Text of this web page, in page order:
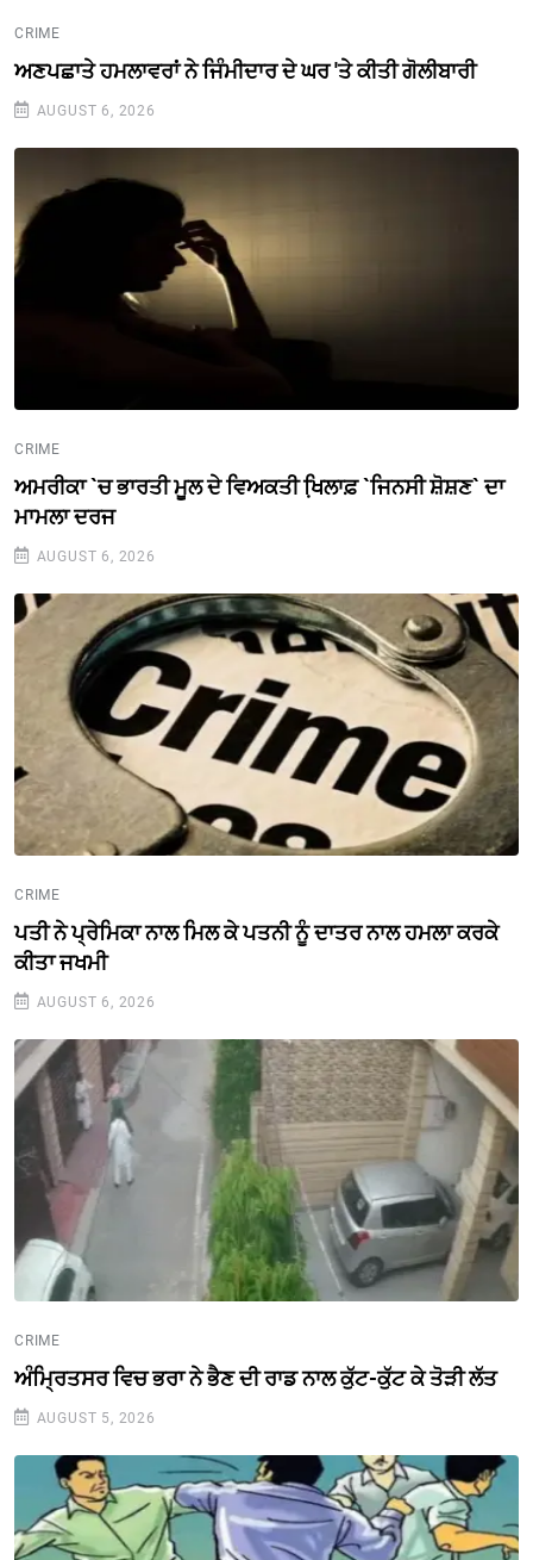
CRIME
ਅਣਪਛਾਤੇ ਹਮਲਾਵਰਾਂ ਨੇ ਜਿੰਮੀਦਾਰ ਦੇ ਘਰ 'ਤੇ ਕੀਤੀ ਗੋਲੀਬਾਰੀ
AUGUST 6, 2026
CRIME
ਅਮਰੀਕਾ `ਚ ਭਾਰਤੀ ਮੂਲ ਦੇ ਵਿਅਕਤੀ ਖਿ਼ਲਾਫ਼ `ਜਿਨਸੀ ਸ਼ੋਸ਼ਣ` ਦਾ
ਮਾਮਲਾ ਦਰਜ
AUGUST 6, 2026
CRIME
ਪਤੀ ਨੇ ਪ੍ਰੇਮਿਕਾ ਨਾਲ ਮਿਲ ਕੇ ਪਤਨੀ ਨੂੰ ਦਾਤਰ ਨਾਲ ਹਮਲਾ ਕਰਕੇ
ਕੀਤਾ ਜਖਮੀ
AUGUST 6, 2026
CRIME
ਅੰਮ੍ਰਿਤਸਰ ਵਿਚ ਭਰਾ ਨੇ ਭੈਣ ਦੀ ਰਾਡ ਨਾਲ ਕੁੱਟ-ਕੁੱਟ ਕੇ ਤੋੜੀ ਲੱਤ
AUGUST 5, 2026